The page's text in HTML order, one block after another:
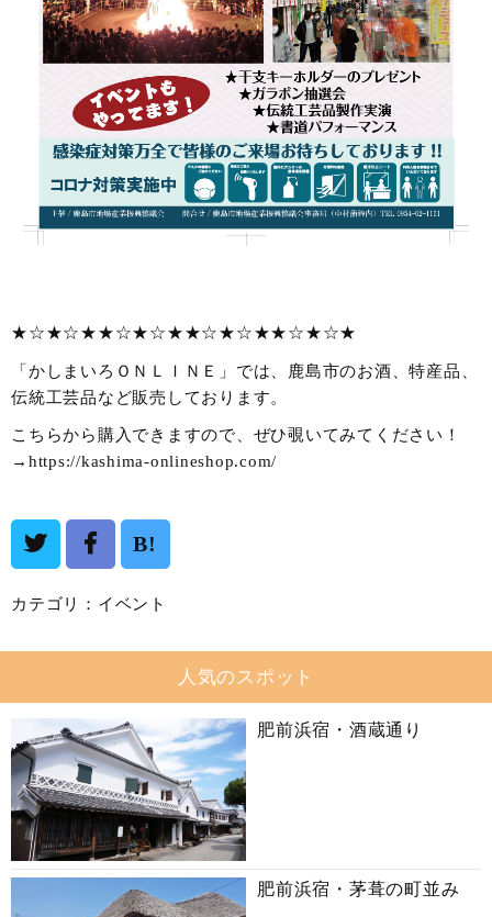
★☆★☆★★☆★☆★★☆★☆★★☆★☆★
「かしまいろＯＮＬＩＮＥ」では、鹿島市のお酒、特産品、
伝統工芸品など販売しております。
こちらから購入できますので、ぜひ覗いてみてください！
→ https://kashima-onlineshop.com/
B!
カテゴリ： イベント
人気のスポット
肥前浜宿・酒蔵通り
肥前浜宿・茅葺の町並み